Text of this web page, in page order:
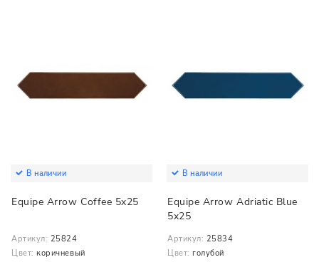
В наличии
Equipe Arrow Coffee 5x25
Артикул: 25824
Цвет: коричневый
В наличии
Equipe Arrow Adriatic Blue
5x25
Артикул: 25834
Цвет: голубой